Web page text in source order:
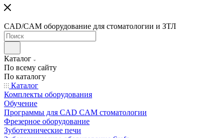
CAD/CAM оборудование для стоматологии и ЗТЛ
Каталог
По всему сайту
По каталогу
Каталог
Комплекты оборудования
Обучение
Программы для CAD CAM стоматологии
Фрезерное оборудование
Зуботехнические печи